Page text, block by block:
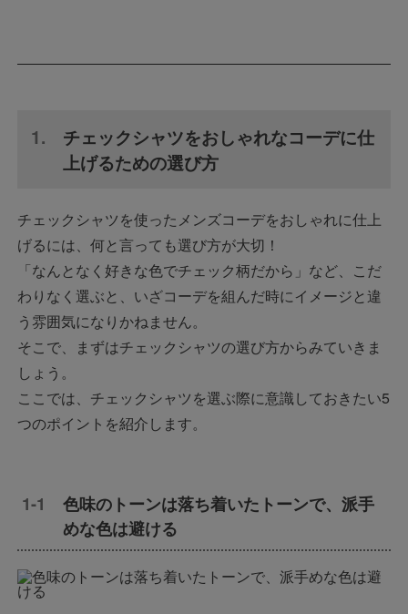
チェックシャツをおしゃれなコーデに仕
上げるための選び方
チェックシャツを使ったメンズコーデをおしゃれに仕上
げるには、何と言っても選び方が大切！
「なんとなく好きな色でチェック柄だから」など、こだ
わりなく選ぶと、いざコーデを組んだ時にイメージと違
う雰囲気になりかねません。
そこで、まずはチェックシャツの選び方からみていきま
しょう。
ここでは、チェックシャツを選ぶ際に意識しておきたい5
つのポイントを紹介します。
色味のトーンは落ち着いたトーンで、派手
めな色は避ける